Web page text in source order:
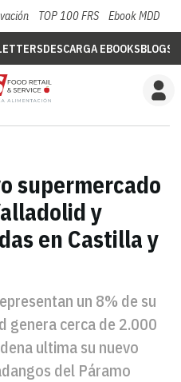
TOP 100 FRS Ebook MDD
DESCARGA EBOOKSBLOGS
supermercado
y
en Castilla y
un 8% de su
genera cerca de 2.000
ultima su nuevo
del Páramo